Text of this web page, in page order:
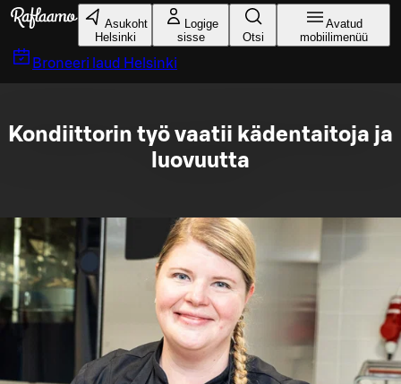
Liigu peamise sisu juurde
Asukoht
Helsinki
Logige
sisse
Otsi
Avatud
mobiilimenüü
Broneeri laud Helsinki
Kondiittorin työ vaatii kädentaitoja ja
luovuutta